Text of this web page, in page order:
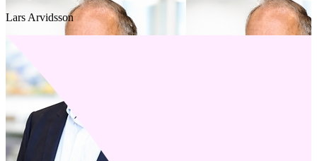
Lars Arvidsson